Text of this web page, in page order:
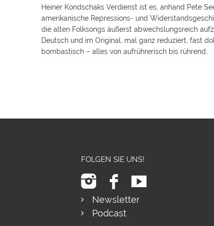
Heiner Kondschaks Verdienst ist es, anhand Pete
amerikanische Repressions- und
die alten Folksongs äußerst abwechslungsreich
Deutsch und im Original, mal ganz reduziert, fast
bombastisch – alles von aufrührerisch bis rührend.
FOLGEN SIE UNS!
Newsletter
Podcast